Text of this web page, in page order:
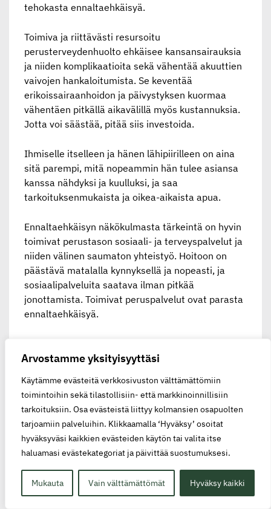
Arvostamme yksityisyyttäsi
Käytämme evästeitä verkkosivuston välttämättömiin
toimintoihin sekä tilastollisiin- että markkinoinnillisiin
tarkoituksiin. Osa evästeistä liittyy kolmansien osapuolten
tarjoamiin palveluihin. Klikkaamalla ‘Hyväksy’ osoitat
hyväksyväsi kaikkien evästeiden käytön tai valita itse
haluamasi evästekategoriat ja päivittää suostumuksesi.
Mukauta Vain välttämättömät Hyväksy kaikki
tehokasta ennaltaehkäisyä.
Toimiva ja riittävästi resursoitu
perusterveydenhuolto ehkäisee kansansairauksia
ja niiden komplikaatioita sekä vähentää akuuttien
vaivojen hankaloitumista. Se keventää
erikoissairaanhoidon ja päivystyksen kuormaa
vähentäen pitkällä aikavälillä myös kustannuksia.
Jotta voi säästää, pitää siis investoida.
Ihmiselle itselleen ja hänen lähipiirilleen on aina
sitä parempi, mitä nopeammin hän tulee asiansa
kanssa nähdyksi ja kuulluksi, ja saa
tarkoituksenmukaista ja oikea-aikaista apua.
Ennaltaehkäisyn näkökulmasta tärkeintä on hyvin
toimivat perustason sosiaali- ja terveyspalvelut ja
niiden välinen saumaton yhteistyö. Hoitoon on
päästävä matalalla kynnyksellä ja nopeasti, ja
sosiaalipalveluita saatava ilman pitkää
jonottamista. Toimivat peruspalvelut ovat parasta
ennaltaehkäisyä.
Asukkaiden tulee saada oikeaa hoitoa oikeaan
aikaan. Hoidon tehokkuus sote-keskuksissa
perustuu varhaiseen puuttumiseen ja
ennaltaehkäisyyn. Hoitoketjujen tulee olla
saumattomia ja moniammatillisia. Tehokkuus ei
kuitenkaan saa ajaa ihmisen ja
aidosti tehokkaita, sillä ne ylläpitävät hoidon
jatkuvuutta. Terveydenhuollossa hoidon ja